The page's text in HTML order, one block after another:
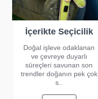
İçerikte Seçicilik
Doğal işleve odaklanan
ve çevreye duyarlı
süreçleri savunan son
trendler doğanın pek çok
s..